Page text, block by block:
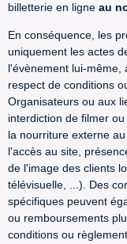
billetterie en ligne au
En conséquence, les
uniquement les actes
l'évènement lui-même,
respect de conditions
Organisateurs ou aux
interdiction de filmer
la nourriture externe
l'accès au site,
de l'image des clients
télévisuelle, ...). Des
spécifiques peuvent
ou remboursements
conditions ou